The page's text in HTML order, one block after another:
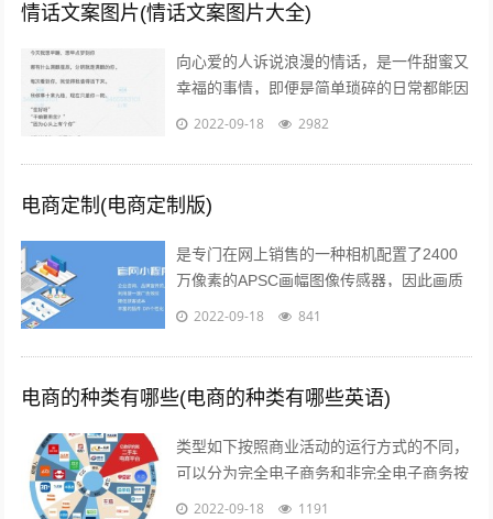
情话文案图片(情话文案图片大全)
向心爱的人诉说浪漫的情话，是一件甜蜜又
幸福的事情，即便是简单琐碎的日常都能因
此变得粉红起来下面就给大家分享一些简短
2022-09-18 2982
电商定制(电商定制版)
是专门在网上销售的一种相机配置了2400
万像素的APSC画幅图像传感器，因此画质
上的表现是令人信服的相位检测和对比度检
2022-09-18 841
电商的种类有哪些(电商的种类有哪些英语)
类型如下按照商业活动的运行方式的不同，
可以分为完全电子商务和非完全电子商务按
照商务活动的内容的不同，可以分为间接电
2022-09-18 1191